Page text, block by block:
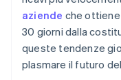
aziende che
30 giorni dalla
queste tendenze
plasmare il futuro